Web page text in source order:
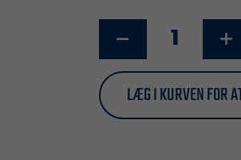
LÆG I KURVEN FOR